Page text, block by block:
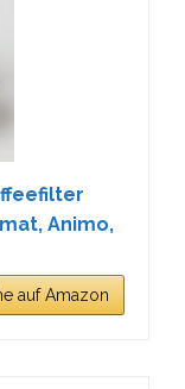
Animo,
auf Amazon